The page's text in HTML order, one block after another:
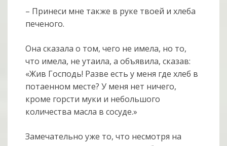
– Принеси мне также в руке твоей и хлеба
печеного.
Она сказала о том, чего не имела, но то,
что имела, не утаила, а объявила, сказав:
«Жив Господь! Разве есть у меня где хлеб в
потаенном месте? У меня нет ничего,
кроме горсти муки и небольшого
количества масла в сосуде.»
Замечательно уже то, что несмотря на